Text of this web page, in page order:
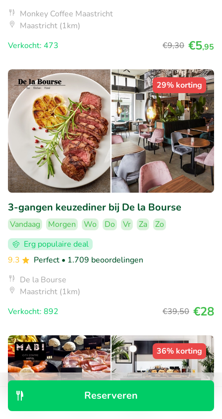
Reserveren
Monkey Coffee Maastricht
Maastricht (1km)
Verkocht: 473
€9,30 €5,95
29% korting
3-gangen keuzediner bij De la Bourse
Vandaag Morgen Wo Do Vr Za
Zo
Erg populaire deal
9.3
Perfect • 1.709 beoordelingen
De la Bourse
Maastricht (1km)
Verkocht: 892
€39,50 €28
36% korting